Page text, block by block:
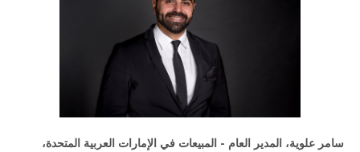
علوية، المدير العام - المبيعات في الإمارات العربية المتحدة،